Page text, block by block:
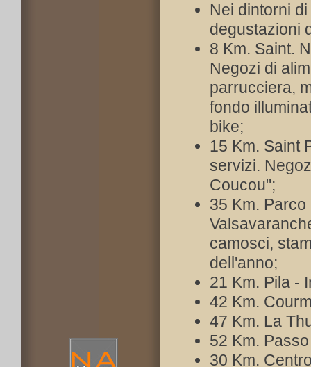
Nei dintorni
degustazioni
8 Km. Saint.
Negozi di
parrucciera,
fondo
bike;
15 Km. Saint
servizi.
Coucou";
35 Km.
camosci,
dell'anno;
21 Km. Pila -
42 Km.
47 Km. La
52 Km.
30 Km.